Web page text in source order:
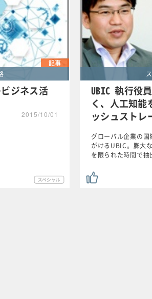
記事
ジネス活
2015/10/01
UBIC 執行役
く、人工知能
ッシュストレ
グローバル企業の
がけるUBIC。膨大
を限られた時間で